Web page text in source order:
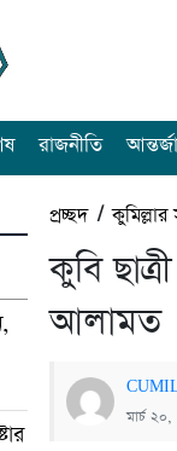
রাজনীতি
প্রচ্ছদ/কুমিল্লার
কুবি
আলামত
মার্চ